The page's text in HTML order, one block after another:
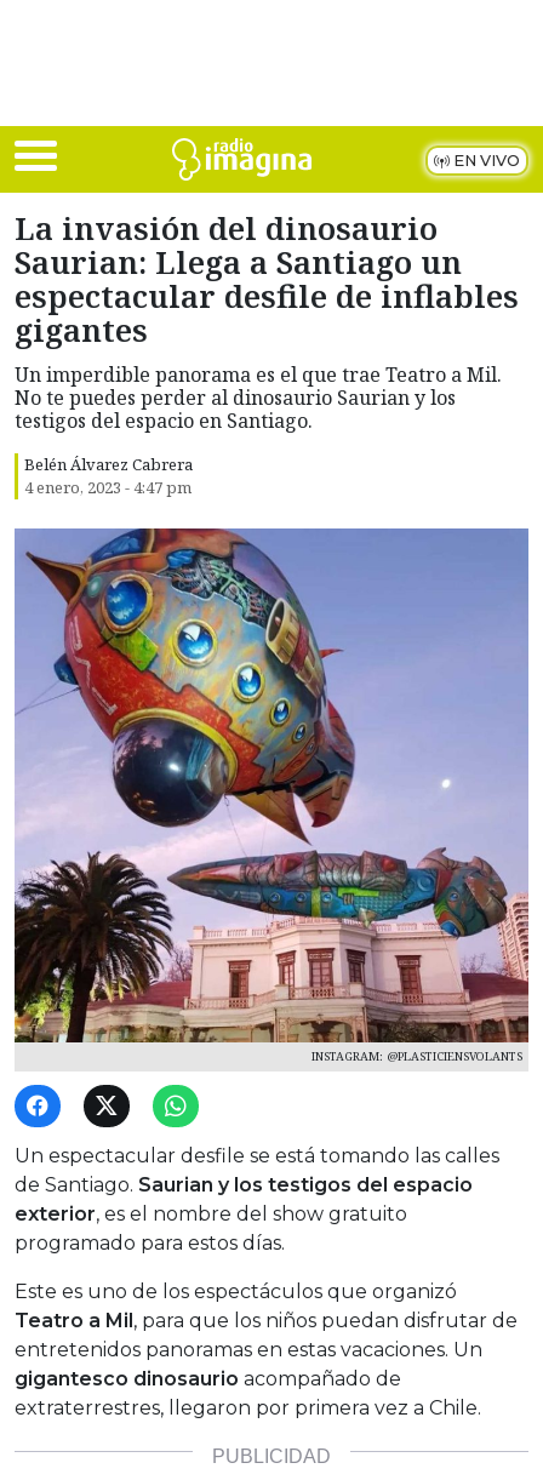
EN VIVO
La invasión del dinosaurio
Saurian: Llega a Santiago un
espectacular desfile de inflables
gigantes
Un imperdible panorama es el que trae Teatro a Mil.
No te puedes perder al dinosaurio Saurian y los
testigos del espacio en Santiago.
Belén Álvarez Cabrera
4 enero, 2023 - 4:47 pm
INSTAGRAM: @PLASTICIENSVOLANTS
Un espectacular desfile se está tomando las calles
de Santiago. Saurian y los testigos del espacio
exterior, es el nombre del show gratuito
programado para estos días.
Este es uno de los espectáculos que organizó
Teatro a Mil, para que los niños puedan disfrutar de
entretenidos panoramas en estas vacaciones. Un
gigantesco dinosaurio acompañado de
extraterrestres, llegaron por primera vez a Chile.